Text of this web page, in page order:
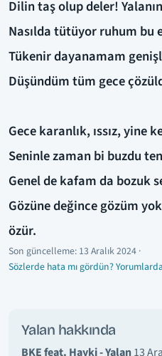
Dilin taş olup deler!
Nasılda tütüyor ruhum bu
Tükenir dayanamam
Düşündüm tüm gece
Gece karanlık, ıssız, yine
Seninle zaman bi buzdu
Genel de kafam da bozuk
Gözüne değince gözüm
özür.
Son güncelleme: 13 Aralık 2024 ·
Sözlerde hata mı gördün?
Yalan hakkında
BKE feat. Hayki - Yalan13